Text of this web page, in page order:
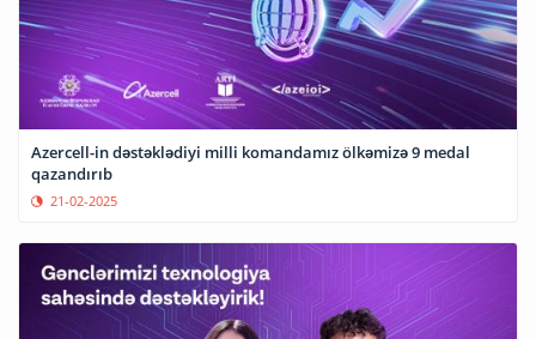
Azercell-in dəstəklədiyi milli komandamız ölkəmizə 9 medal
qazandırıb
21-02-2025